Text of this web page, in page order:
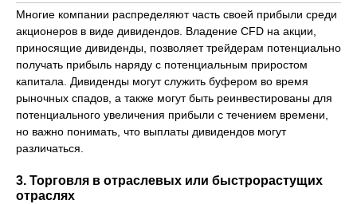
Многие компании распределяют часть своей прибыли среди
акционеров в виде дивидендов. Владение CFD на акции,
приносящие дивиденды, позволяет трейдерам потенциально
получать прибыль наряду с потенциальным приростом
капитала. Дивиденды могут служить буфером во время
рыночных спадов, а также могут быть реинвестированы для
потенциального увеличения прибыли с течением времени,
но важно понимать, что выплаты дивидендов могут
различаться.
3. Торговля в отраслевых или быстрорастущих
отраслях